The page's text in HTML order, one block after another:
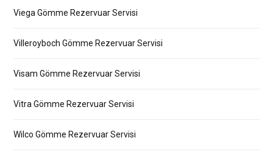
Viega Gömme Rezervuar Servisi
Villeroyboch Gömme Rezervuar Servisi
Visam Gömme Rezervuar Servisi
Vitra Gömme Rezervuar Servisi
Wilco Gömme Rezervuar Servisi